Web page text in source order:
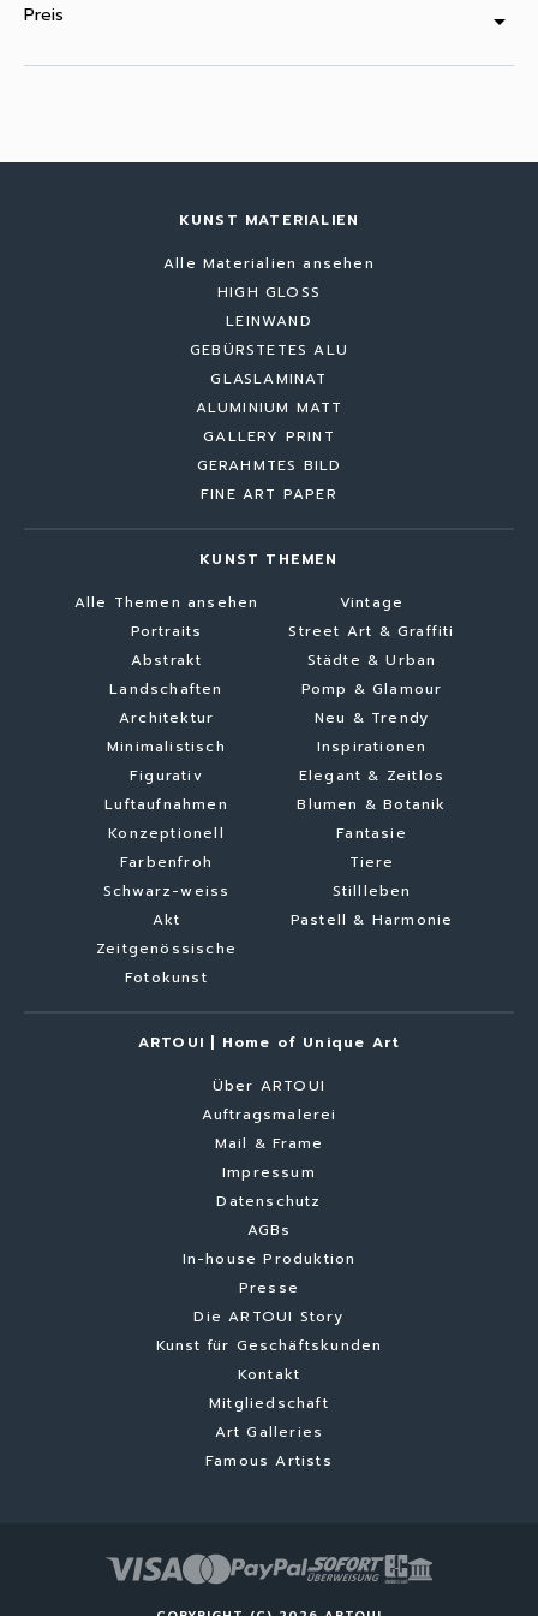
Preis arrow_drop_down
KUNST MATERIALIEN
Alle Materialien ansehen
HIGH GLOSS
LEINWAND
GEBÜRSTETES ALU
GLASLAMINAT
ALUMINIUM MATT
GALLERY PRINT
GERAHMTES BILD
FINE ART PAPER
KUNST THEMEN
Alle Themen ansehen
Portraits
Abstrakt
Landschaften
Architektur
Minimalistisch
Figurativ
Luftaufnahmen
Konzeptionell
Farbenfroh
Schwarz-weiss
Akt
Zeitgenössische
Fotokunst
Vintage
Street Art & Graffiti
Städte & Urban
Pomp & Glamour
Neu & Trendy
Inspirationen
Elegant & Zeitlos
Blumen & Botanik
Fantasie
Tiere
Stillleben
Pastell & Harmonie
ARTOUI | Home of Unique Art
Über ARTOUI
Auftragsmalerei
Mail & Frame
Impressum
Datenschutz
AGBs
In-house Produktion
Presse
Die ARTOUI Story
Kunst für Geschäftskunden
Kontakt
Mitgliedschaft
Art Galleries
Famous Artists